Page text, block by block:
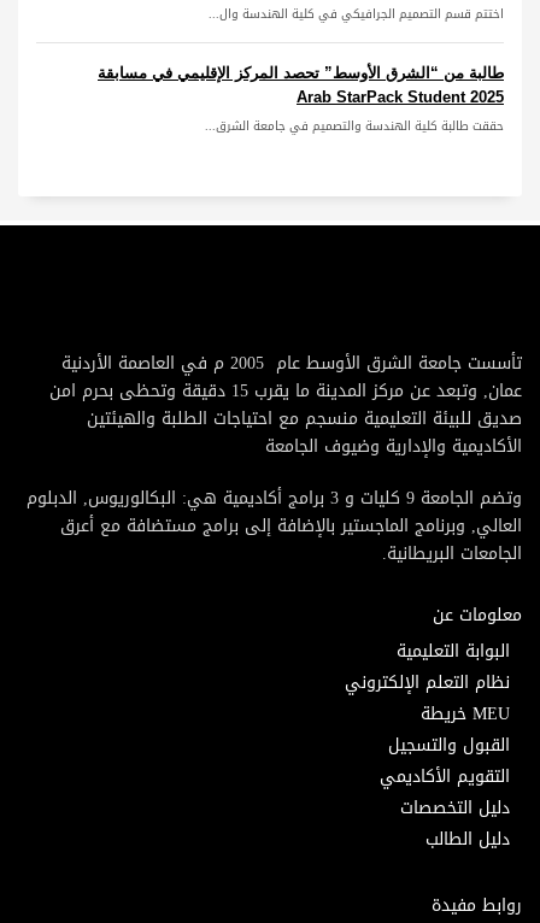
اختتم قسم التصميم الجرافيكي في كلية الهندسة وال...
طالبة من “الشرق الأوسط” تحصد المركز الإقليمي في مسابقة
Arab StarPack Student 2025
حققت طالبة كلية الهندسة والتصميم في جامعة الشرق...
تأسست جامعة الشرق الأوسط عام 2005 م في العاصمة الأردنية
عمان, وتبعد عن مركز المدينة ما يقرب 15 دقيقة وتحظى بحرم امن
صديق للبيئة التعليمية منسجم مع احتياجات الطلبة والهيئتين
الأكاديمية والإدارية وضيوف الجامعة
وتضم الجامعة 9 كليات و 3 برامج أكاديمية هي: البكالوريوس, الدبلوم
العالي, وبرنامج الماجستير بالإضافة إلى برامج مستضافة مع أعرق
الجامعات البريطانية.
معلومات عن
البوابة التعليمية
نظام التعلم الإلكتروني
MEU خريطة
القبول والتسجيل
التقويم الأكاديمي
دليل التخصصات
دليل الطالب
روابط مفيدة